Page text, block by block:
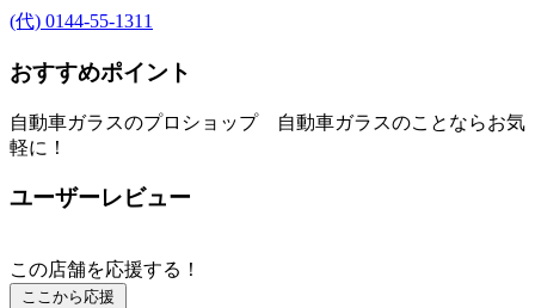
(代) 0144-55-1311
おすすめポイント
自動車ガラスのプロショップ 自動車ガラスのことならお気
軽に！
ユーザーレビュー
この店舗を応援する！
ここから応援